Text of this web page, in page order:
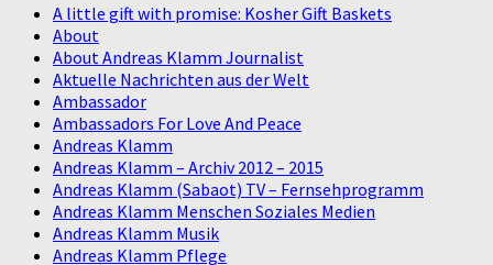
A little gift with promise: Kosher Gift Baskets
About
About Andreas Klamm Journalist
Aktuelle Nachrichten aus der Welt
Ambassador
Ambassadors For Love And Peace
Andreas Klamm
Andreas Klamm – Archiv 2012 – 2015
Andreas Klamm (Sabaot) TV – Fernsehprogramm
Andreas Klamm Menschen Soziales Medien
Andreas Klamm Musik
Andreas Klamm Pflege